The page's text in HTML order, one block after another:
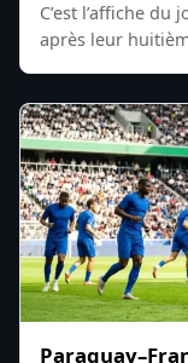
C’est l’affiche
après leur